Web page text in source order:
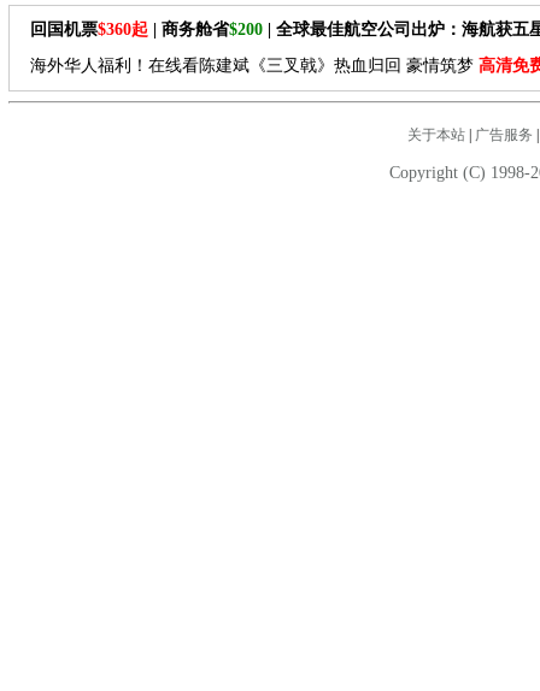
回国机票$360起 | 商务舱省$200 | 全球最佳航空公司出炉：海航获五
海外华人福利！在线看陈建斌《三叉戟》热血归回 豪情筑梦 高清免
关于本站| 广告服务
Copyright (C) 1998-